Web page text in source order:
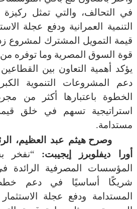
في التحالف، والتي تمثل
التنمية العمرانية ودفع عجلة
قيمة التمويل المشترك لمشروع
قوة السوق المصرية وما توفره
يؤكد أهمية التعاون بين
دعم المشروعات التنموية
الخطوة باعتبارها أكثر من
استراتيجية تسهم في خلق قيمة
مستدامة.
وصرح هيثم عبد العظيم،
أورا ديفلوبرز إيجيبت: “نفخر
المؤسسات المصرفية الرائدة
شريكًا أساسيًا في دعم خطط
المستدامة ودفع عجلة